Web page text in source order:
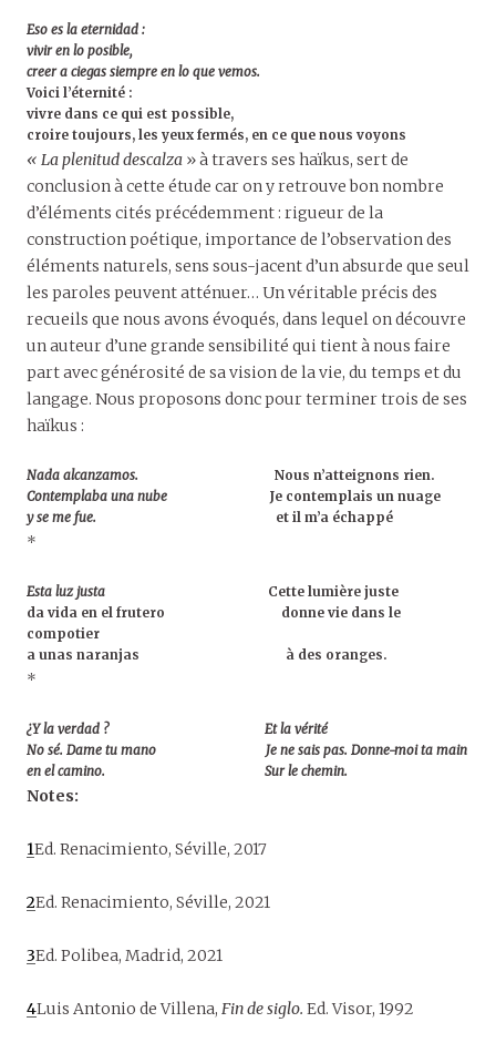
Eso es la eternidad :
vivir en lo posible,
creer a ciegas siempre en lo que vemos.
Voici l’éternité :
vivre dans ce qui est possible,
croire toujours, les yeux fermés, en ce que nous voyons
« La plenitud descalza » à travers ses haïkus, sert de
conclusion à cette étude car on y retrouve bon nombre
d’éléments cités précédemment : rigueur de la
construction poétique, importance de l’observation des
éléments naturels, sens sous-jacent d’un absurde que seul
les paroles peuvent atténuer… Un véritable précis des
recueils que nous avons évoqués, dans lequel on découvre
un auteur d’une grande sensibilité qui tient à nous faire
part avec générosité de sa vision de la vie, du temps et du
langage. Nous proposons donc pour terminer trois de ses
haïkus :
Nada alcanzamos. Nous n’atteignons rien.
Contemplaba una nube
Je contemplais un nuage
y se me fue.
et il m’a échappé
*
Esta luz justa Cette lumière juste
da vida en el frutero donne vie dans le
compotier
a unas naranjas à des oranges.
*
¿Y la verdad ? Et la vérité
No sé. Dame tu mano Je ne sais pas. Donne-moi ta main
en el camino. Sur le chemin.
Notes:
1Ed. Renacimiento, Séville, 2017
2Ed. Renacimiento, Séville, 2021
3Ed. Polibea, Madrid, 2021
4Luis Antonio de Villena, Fin de siglo. Ed. Visor, 1992